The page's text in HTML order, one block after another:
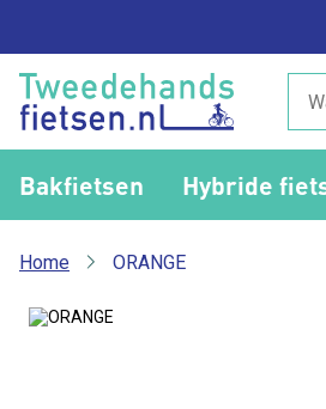
Bakfietsen Hybride
Home ORANGE